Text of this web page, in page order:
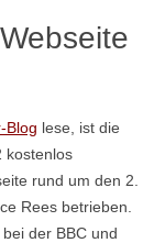
Blog lese, ist die
kostenlos
rund um den 2.
Rees betrieben.
der BBC und